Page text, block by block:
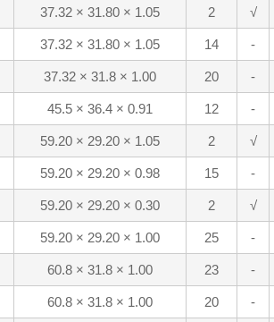
37.32 × 31.80 × 1.05 2 √
37.32 × 31.80 × 1.05 14 -
37.32 × 31.8 × 1.00 20 -
45.5 × 36.4 × 0.91 12 -
59.20 × 29.20 × 1.05 2 √
59.20 × 29.20 × 0.98 15 -
59.20 × 29.20 × 0.30 2 √
59.20 × 29.20 × 1.00 25 -
60.8 × 31.8 × 1.00 23 -
60.8 × 31.8 × 1.00 20 -